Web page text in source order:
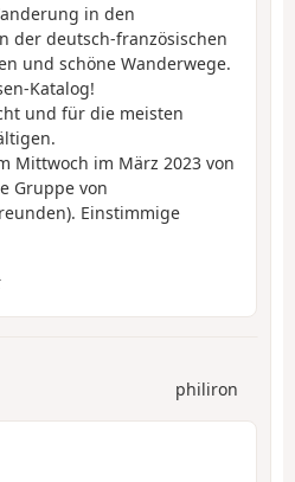
in den
der deutsch-französischen
und schöne Wanderwege.
Katalog!
und für die meisten
Mittwoch im März 2023 von
Gruppe von
Einstimmige
philiron